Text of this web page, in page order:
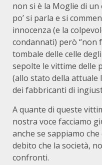
non si è la Moglie di
po’ si parla e si
innocenza (e la
condannati) però “non
tombale delle celle
sepolte le vittime delle
(allo stato della attuale
dei fabbricanti di
A quante di queste
nostra voce facciamo
anche se sappiamo
debito che la società,
confronti.